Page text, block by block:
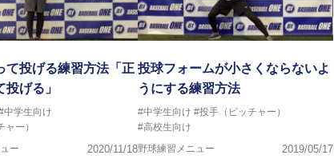
て投げる練習方法「正
げる」
中学生向け
ー）
ー
2020/11/18
投球フォームが小さくならないよ
うにする練習方法
#中学生向け #投手（ピッチャー）
#高校生向け
野球練習メニュー
2019/05/17